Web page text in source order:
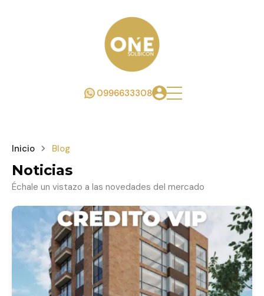
0996633308
Inicio Blog
Noticias
Échale un vistazo a las novedades del mercado